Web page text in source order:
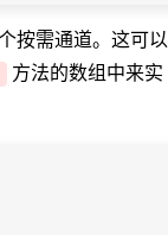
按需通道。这可
方法的数组中来实